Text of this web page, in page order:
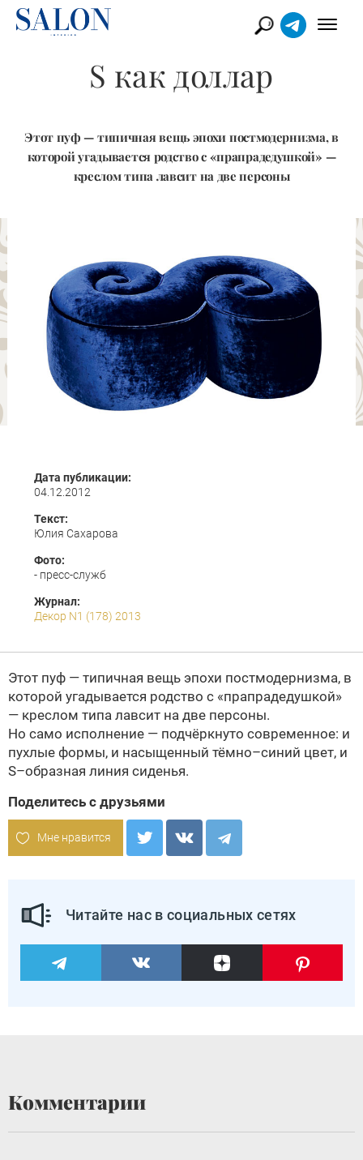
S как доллар
Этот пуф — типичная вещь эпохи постмодернизма, в
которой угадывается родство с «прапрадедушкой» —
креслом типа лавсит на две персоны
Дата публикации:
04.12.2012
Текст:
Юлия Сахарова
Фото:
- пресс-служб
Журнал:
Декор N1 (178) 2013
Этот пуф — типичная вещь эпохи постмодернизма, в
которой угадывается родство с «прапрадедушкой»
— креслом типа лавсит на две персоны.
Но само исполнение — подчёркнуто современное: и
пухлые формы, и насыщенный тёмно–синий цвет, и
S–образная линия сиденья.
Поделитесь с друзьями
Мне нравится
Читайте нас в социальных сетях
Комментарии